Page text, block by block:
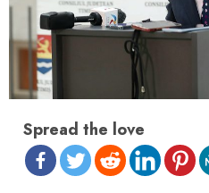
Spread the love